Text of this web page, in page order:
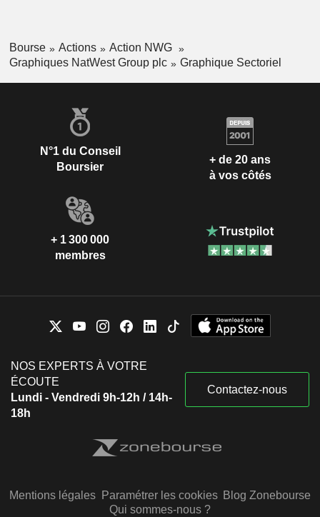
Bourse Actions
Action NWG
Graphiques NatWest Group plc
Graphique Sectoriel
N°1 du Conseil
Boursier
+ de 20 ans
à vos côtés
+ 1 300 000
membres
NOS EXPERTS À VOTRE
ÉCOUTE
Lundi - Vendredi 9h-12h / 14h-
18h
Contactez-nous
Mentions légales Paramétrer les cookies Blog Zonebourse
Qui sommes-nous ?